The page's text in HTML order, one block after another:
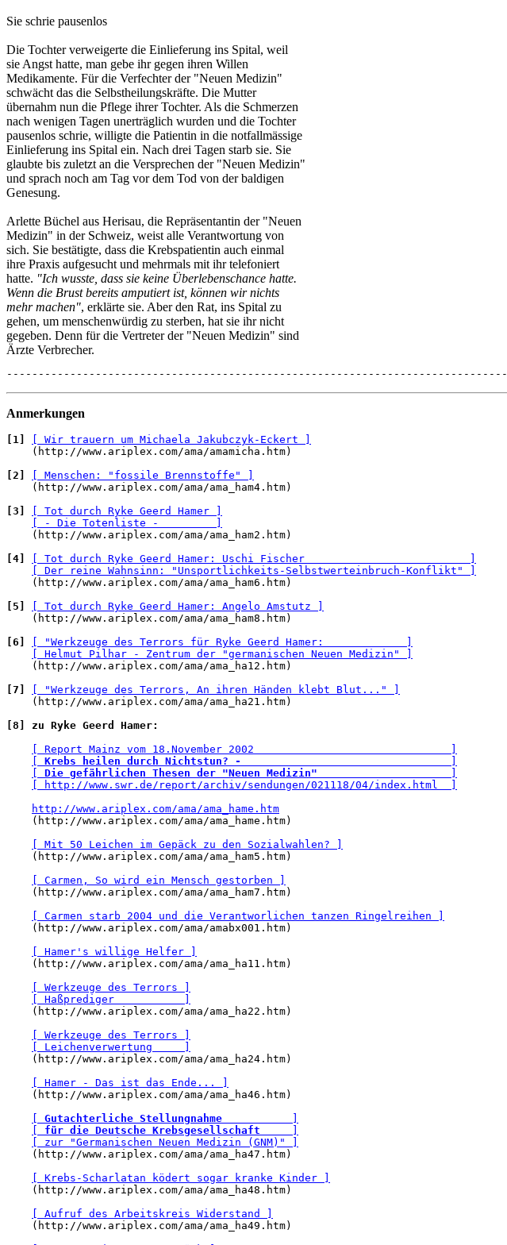
Sie schrie pausenlos
Die Tochter verweigerte die Einlieferung ins Spital, weil
sie Angst hatte, man gebe ihr gegen ihren Willen
Medikamente. Für die Verfechter der "Neuen Medizin"
schwächt das die Selbstheilungskräfte. Die Mutter
übernahm nun die Pflege ihrer Tochter. Als die Schmerzen
nach wenigen Tagen unerträglich wurden und die Tochter
pausenlos schrie, willigte die Patientin in die notfallmässige
Einlieferung ins Spital ein. Nach drei Tagen starb sie. Sie
glaubte bis zuletzt an die Versprechen der "Neuen Medizin"
und sprach noch am Tag vor dem Tod von der baldigen
Genesung.
Arlette Büchel aus Herisau, die Repräsentantin der "Neuen
Medizin" in der Schweiz, weist alle Verantwortung von
sich. Sie bestätigte, dass die Krebspatientin auch einmal
ihre Praxis aufgesucht und mehrmals mit ihr telefoniert
hatte. "Ich wusste, dass sie keine Überlebenschance hatte.
Wenn die Brust bereits amputiert ist, können wir nichts
mehr machen", erklärte sie. Aber den Rat, ins Spital zu
gehen, um menschenwürdig zu sterben, hat sie ihr nicht
gegeben. Denn für die Vertreter der "Neuen Medizin" sind
Ärzte Verbrecher.
-------------------------------------------------------------------------------
Anmerkungen
[1]
[ Wir trauern um Michaela Jakubczyk-Eckert ]
    (http://www.ariplex.com/ama/amamicha.htm)
[2]
[ Menschen: "fossile Brennstoffe" ]
    (http://www.ariplex.com/ama/ama_ham4.htm)
[3]
[ Tot durch Ryke Geerd Hamer ]
[ - Die Totenliste -         ]
    (http://www.ariplex.com/ama/ama_ham2.htm)
[4]
[ Tot durch Ryke Geerd Hamer: Uschi Fischer                          ]
[ Der reine Wahnsinn: "Unsportlichkeits-Selbstwerteinbruch-Konflikt" ]
    (http://www.ariplex.com/ama/ama_ham6.htm)
[5]
[ Tot durch Ryke Geerd Hamer: Angelo Amstutz ]
    (http://www.ariplex.com/ama/ama_ham8.htm)
[6]
[ "Werkzeuge des Terrors für Ryke Geerd Hamer:             ]
[ Helmut Pilhar - Zentrum der "germanischen Neuen Medizin" ]
    (http://www.ariplex.com/ama/ama_ha12.htm)
[7]
[ "Werkzeuge des Terrors, An ihren Händen klebt Blut..." ]
    (http://www.ariplex.com/ama/ama_ha21.htm)
[8] zu Ryke Geerd Hamer:
[ Report Mainz vom 18.November 2002                               ]
Krebs heilen durch Nichtstun? -
Die gefährlichen Thesen der "Neuen Medizin"
[ http://www.swr.de/report/archiv/sendungen/021118/04/index.html  ]
http://www.ariplex.com/ama/ama_hame.htm
    (http://www.ariplex.com/ama/ama_hame.htm)
[ Mit 50 Leichen im Gepäck zu den Sozialwahlen? ]
    (http://www.ariplex.com/ama/ama_ham5.htm)
[ Carmen, So wird ein Mensch gestorben ]
    (http://www.ariplex.com/ama/ama_ham7.htm)
[ Carmen starb 2004 und die Verantworlichen tanzen Ringelreihen ]
    (http://www.ariplex.com/ama/amabx001.htm)
[ Hamer's willige Helfer ]
    (http://www.ariplex.com/ama/ama_ha11.htm)
[ Werkzeuge des Terrors ]
[ Haßprediger           ]
    (http://www.ariplex.com/ama/ama_ha22.htm)
[ Werkzeuge des Terrors ]
[ Leichenverwertung     ]
    (http://www.ariplex.com/ama/ama_ha24.htm)
[ Hamer - Das ist das Ende... ]
    (http://www.ariplex.com/ama/ama_ha46.htm)
Gutachterliche Stellungnahme
für die Deutsche Krebsgesellschaft
[ zur "Germanischen Neuen Medizin (GNM)" ]
    (http://www.ariplex.com/ama/ama_ha47.htm)
[ Krebs-Scharlatan ködert sogar kranke Kinder ]
    (http://www.ariplex.com/ama/ama_ha48.htm)
[ Aufruf des Arbeitskreis Widerstand ]
    (http://www.ariplex.com/ama/ama_ha49.htm)